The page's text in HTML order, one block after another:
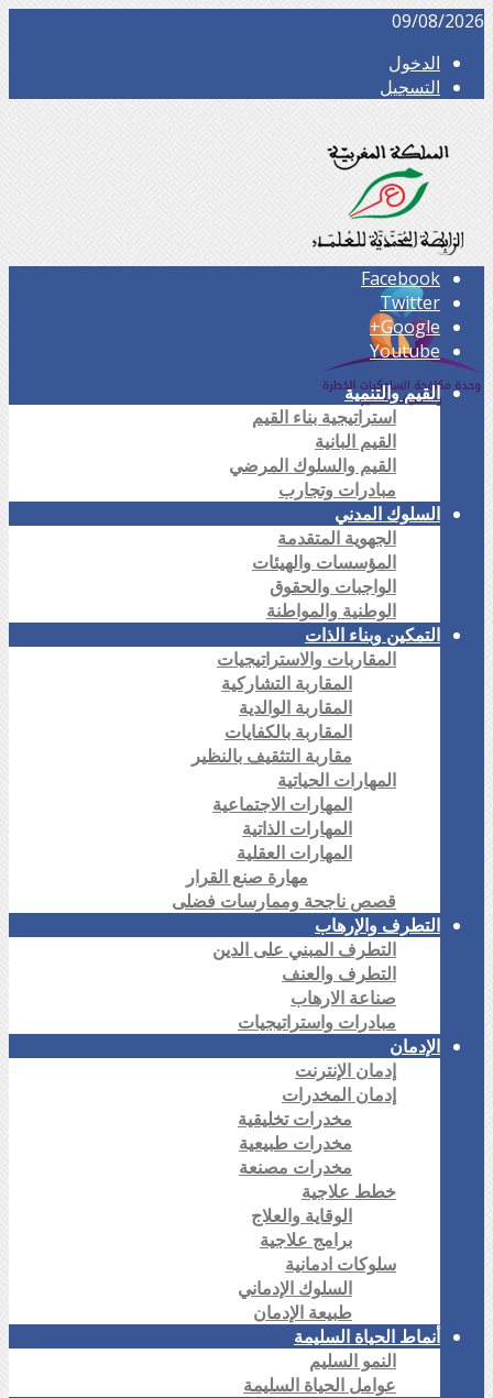
09/08/2026
الدخول
التسجيل
Facebook
Twitter
Google+
Youtube
القيم والتنمية
استراتيجية بناء القيم
القيم البانية
القيم والسلوك المرضي
مبادرات وتجارب
السلوك المدني
الجهوية المتقدمة
المؤسسات والهيئات
الواجبات والحقوق
الوطنية والمواطنة
التمكين وبناء الذات
المقاربات والاستراتيجيات
المقاربة التشاركية
المقاربة الوالدية
المقاربة بالكفايات
مقاربة التثقيف بالنظير
المهارات الحياتية
المهارات الاجتماعية
المهارات الذاتية
المهارات العقلية
مهارة صنع القرار
قصص ناجحة وممارسات فضلى
التطرف والإرهاب
التطرف المبني على الدين
التطرف والعنف
صناعة الارهاب
مبادرات واستراتيجيات
الإدمان
إدمان الإنترنت
إدمان المخدرات
مخدرات تخليقية
مخدرات طبيعية
مخدرات مصنعة
خطط علاجية
الوقاية والعلاج
برامج علاجية
سلوكات ادمانية
السلوك الإدماني
طبيعة الإدمان
أنماط الحياة السليمة
النمو السليم
عوامل الحياة السليمة